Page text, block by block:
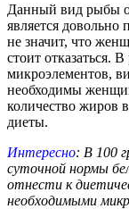
Данный вид рыбы
является
не значит, что
стоит отказаться.
микроэлементов,
необходимы
количество жиров
диеты.
Интересно: В 100
суточной нормы
отнести к
необходимыми